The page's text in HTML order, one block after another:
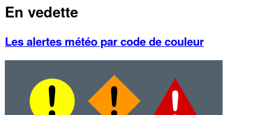
En vedette
Les alertes météo par code de couleur